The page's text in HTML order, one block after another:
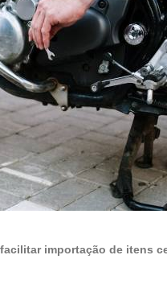
importação de itens